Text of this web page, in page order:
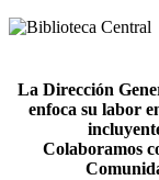
La Dirección
enfoca su labor
Colaboramos